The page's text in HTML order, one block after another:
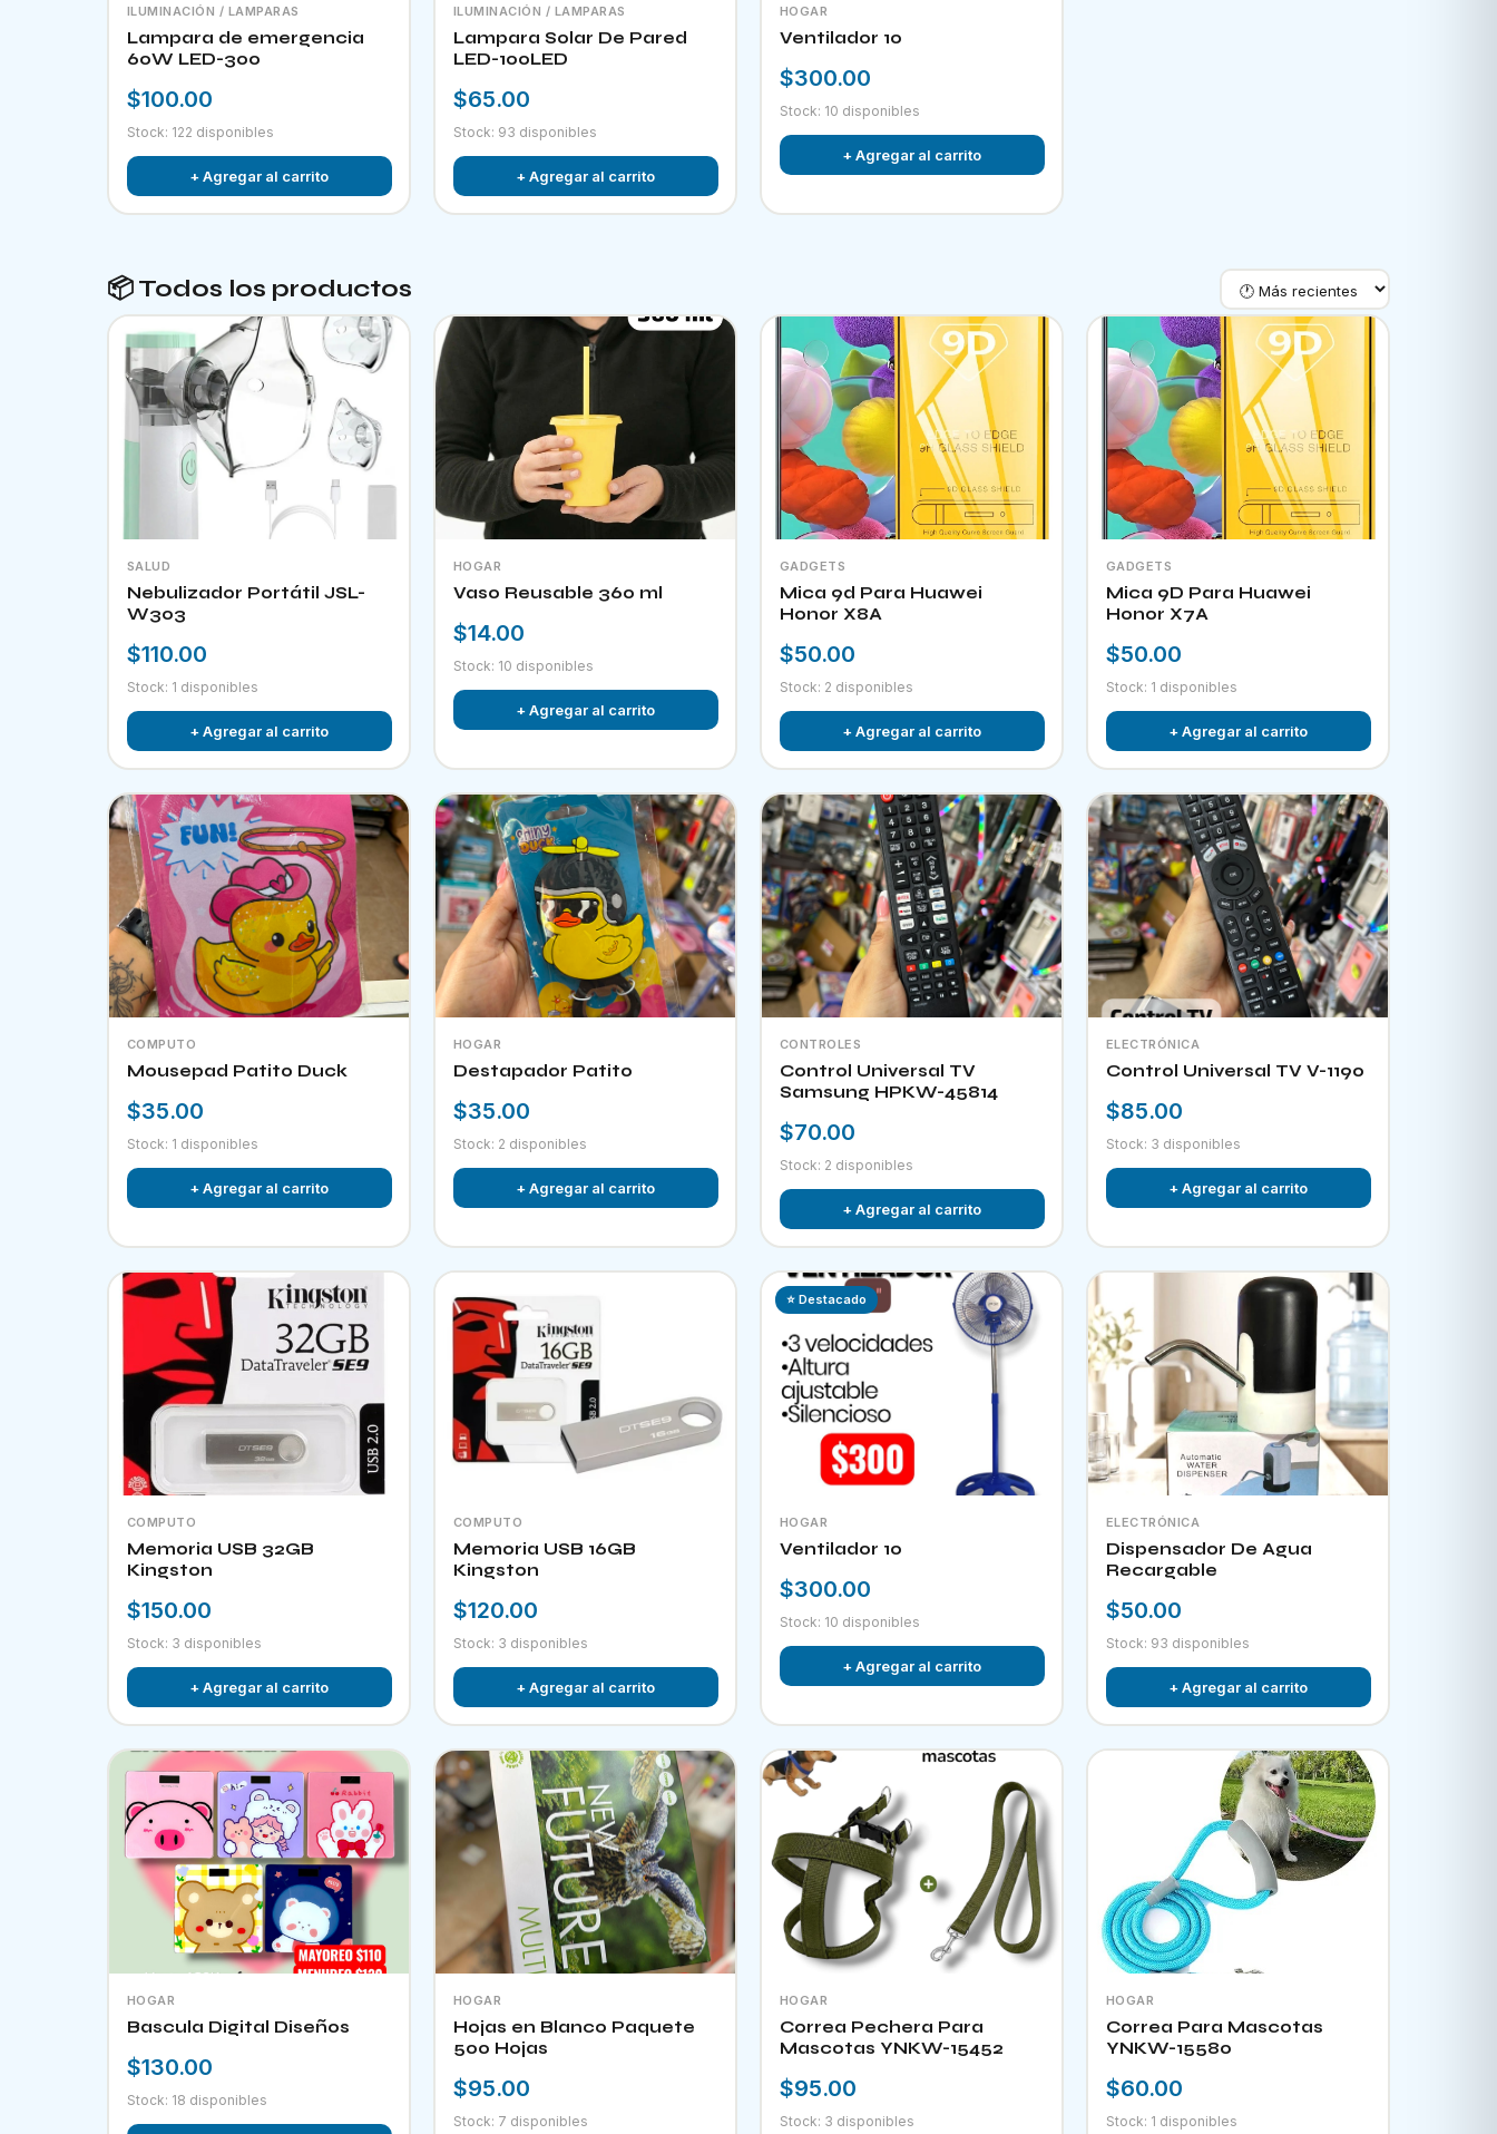
ILUMINACIÓN / LAMPARAS
Lampara de emergencia
60W LED-300
$100.00
Stock: 122 disponibles
+ Agregar al carrito
ILUMINACIÓN / LAMPARAS
Lampara Solar De Pared
LED-100LED
$65.00
Stock: 93 disponibles
+ Agregar al carrito
HOGAR
Ventilador 10
$300.00
Stock: 10 disponibles
+ Agregar al carrito
📦 Todos los productos
SALUD
Nebulizador Portátil JSL-
W303
$110.00
Stock: 1 disponibles
+ Agregar al carrito
HOGAR
Vaso Reusable 360 ml
$14.00
Stock: 10 disponibles
+ Agregar al carrito
GADGETS
Mica 9d Para Huawei
Honor X8A
$50.00
Stock: 2 disponibles
+ Agregar al carrito
GADGETS
Mica 9D Para Huawei
Honor X7A
$50.00
Stock: 1 disponibles
+ Agregar al carrito
COMPUTO
Mousepad Patito Duck
$35.00
Stock: 1 disponibles
+ Agregar al carrito
HOGAR
Destapador Patito
$35.00
Stock: 2 disponibles
+ Agregar al carrito
CONTROLES
Control Universal TV
Samsung HPKW-45814
$70.00
Stock: 2 disponibles
+ Agregar al carrito
ELECTRÓNICA
Control Universal TV V-1190
$85.00
Stock: 3 disponibles
+ Agregar al carrito
COMPUTO
Memoria USB 32GB
Kingston
$150.00
Stock: 3 disponibles
+ Agregar al carrito
COMPUTO
Memoria USB 16GB
Kingston
$120.00
Stock: 3 disponibles
+ Agregar al carrito
⭐ Destacado
HOGAR
Ventilador 10
$300.00
Stock: 10 disponibles
+ Agregar al carrito
ELECTRÓNICA
Dispensador De Agua
Recargable
$50.00
Stock: 93 disponibles
+ Agregar al carrito
HOGAR
Bascula Digital Diseños
$130.00
Stock: 18 disponibles
HOGAR
Hojas en Blanco Paquete
500 Hojas
$95.00
Stock: 7 disponibles
HOGAR
Correa Pechera Para
Mascotas YNKW-15452
$95.00
Stock: 3 disponibles
HOGAR
Correa Para Mascotas
YNKW-15580
$60.00
Stock: 1 disponibles